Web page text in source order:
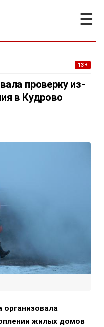
☰
13+
проверку из-
в Кудрово
организовала
жилых домов